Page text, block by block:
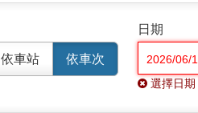
依車站 依車次
日期
選擇日期